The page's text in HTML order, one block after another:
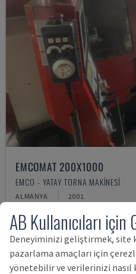
EMCOMAT 200X1000
EMCO - YATAY TORNA MAKINESI
ALMANYA 2001
AB Kullanıcıları
Deneyiminizi geliştirmek, site
pazarlama amaçları için
yönetebilir ve verilerinizi nasıl